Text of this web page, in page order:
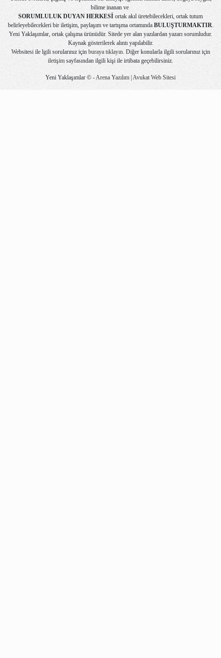
bilime inanan ve
SORUMLULUK DUYAN HERKESİ ortak akıl üretebilecekleri, ortak tutum
belirleyebilecekleri bir iletişim, paylaşım ve tartışma ortamında BULUŞTURMAKTIR.
Yeni Yaklaşımlar, ortak çalışma ürünüdür. Sitede yer alan yazılardan yazarı sorumludur.
Kaynak gösterilerek alıntı yapılabilir.
Websitesi ile lgili sorularınız için buraya tıklayın. Diğer konularla ilgili sorularınız için
iletişim sayfasından ilgili kişi ile irtibata geçebilirsiniz.
Yeni Yaklaşımlar © -Arena Yazılım | Avukat Web Sitesi